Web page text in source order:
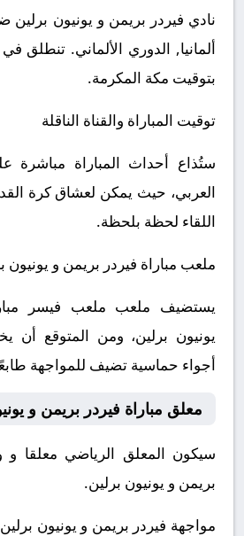
نادي فيردر بريمن و يونيون
ألمانيا, الدوري الألماني.
بتوقيت مكة المكرمة.
توقيت المباراة والقناة الناقلة
ستُذاع أحداث المباراة مباشرة
العربي، حيث يمكن لعشاق كرة
اللقاء لحظة بلحظة.
ملعب مباراة فيردر بريمن و يونيون
يستضيف ملعب ملعب فيسر
يونيون برلين، ومن المتوقع أن
أجواء حماسية تضيف للمواجهة
معلق مباراة فيردر بريمن و
سيكون المعلق الرياضي معلقا و
بريمن و يونيون برلين.
مواجهة فيردر بريمن و يونيون